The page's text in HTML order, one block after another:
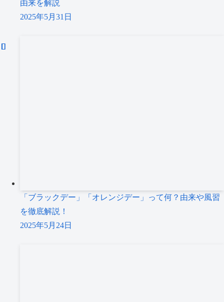
由来を解説
2025年5月31日
「ブラックデー」「オレンジデー」って何？由来や風習
を徹底解説！
2025年5月24日